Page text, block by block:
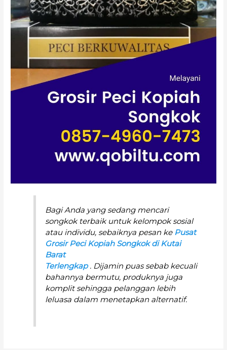
Bagi Anda yang sedang mencari
songkok terbaik untuk kelompok sosial
atau individu, sebaiknya pesan ke Pusat
Grosir Peci Kopiah Songkok di Kutai
Barat
Terlengkap. Dijamin puas sebab kecuali
bahannya bermutu, produknya juga
komplit sehingga pelanggan lebih
leluasa dalam menetapkan alternatif.